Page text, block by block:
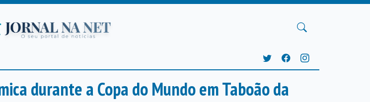
durante a Copa do Mundo em Taboão da